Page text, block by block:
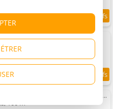
- Julianadorp aan Zee
100 m²
3 salles de bains
9.2
Duynopgangh 47 villa in Julianadorp pour 6-guests
100 m²